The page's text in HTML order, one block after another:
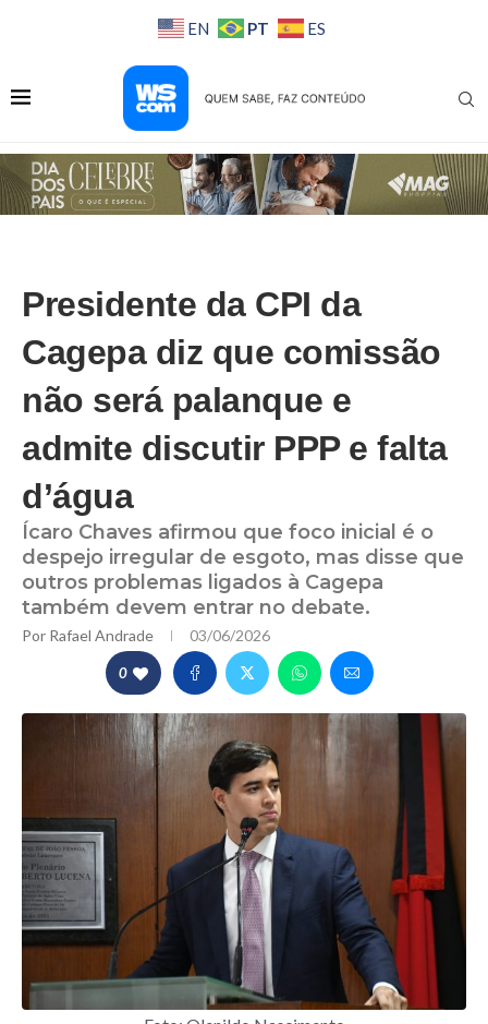
EN PT ES
Presidente da CPI da
Cagepa diz que comissão
não será palanque e
admite discutir PPP e falta
d’água
Ícaro Chaves afirmou que foco inicial é o
despejo irregular de esgoto, mas disse que
outros problemas ligados à Cagepa
também devem entrar no debate.
Por Rafael Andrade 03/06/2026
0